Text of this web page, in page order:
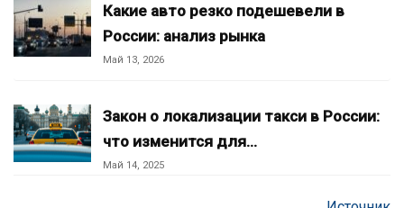
Какие авто резко подешевели в
России: анализ рынка
Май 13, 2026
Закон о локализации такси в России:
что изменится для…
Май 14, 2025